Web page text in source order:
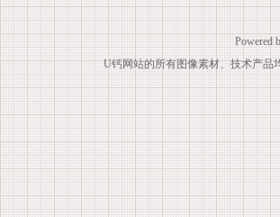
Powered
U钙网站的所有图像素材、技术产品